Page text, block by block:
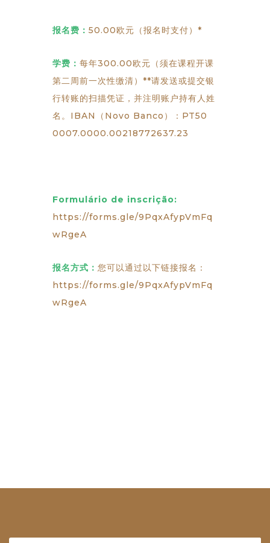
报名费： 50.00欧元（报名时支付）*
学费： 每年300.00欧元（须在课程开课
第二周前一次性缴清）**请发送或提交银
行转账的扫描凭证，并注明账户持有人姓
名。IBAN（Novo Banco）：PT50
0007.0000.00218772637.23
Formulário de inscrição:
https://forms.gle/9PqxAfypVmFq
wRgeA
报名方式： 您可以通过以下链接报名：
https://forms.gle/9PqxAfypVmFq
wRgeA